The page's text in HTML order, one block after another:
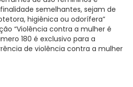
semelhantes, sejam de
higiênica ou odorífera”
“Violência contra a mulher é
180 é exclusivo para a
de violência contra a mulher